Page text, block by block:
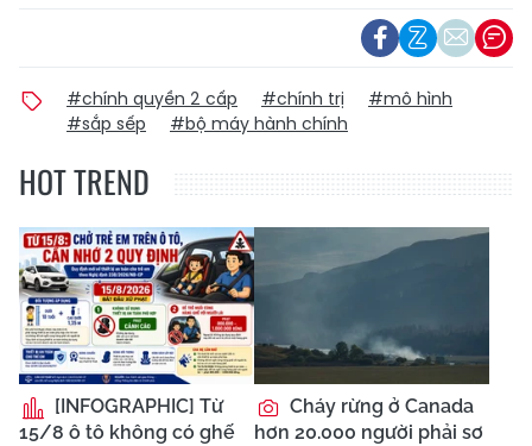
#chính quyền 2 cấp #chính trị
#mô hình
#sắp sếp
#bộ máy hành chính
HOT TREND
[INFOGRAPHIC] Từ
15/8 ô tô không có ghế
Cháy rừng ở Canada
hơn 20.000 người phải sơ